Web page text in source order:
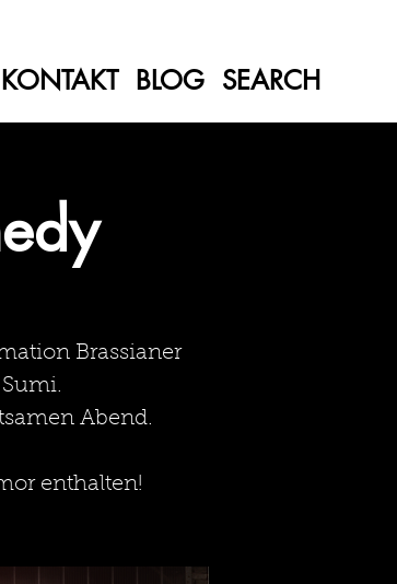
KONTAKT BLOG SEARCH
Brassianer
Abend.
enthalten!